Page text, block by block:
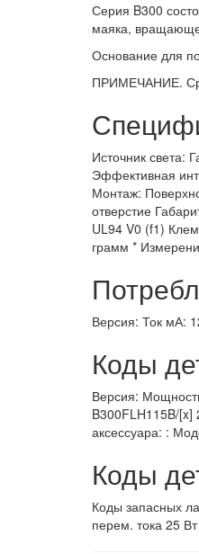
Серия B300
маяка,
Основание для
ПРИМЕЧАНИЕ.
Источник света:
Эффективная
Монтаж:
отверстие
UL94 V0 (f1)
грамм *
Версия: Ток мА:
Коды
Версия:
B300FLH115B/[x]
аксессуара: :
Коды
Коды запасных
перем. тока 25